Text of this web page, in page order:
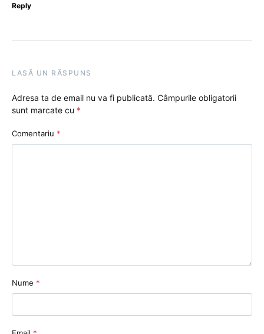
Reply
LASĂ UN RĂSPUNS
Adresa ta de email nu va fi publicată. Câmpurile obligatorii
sunt marcate cu *
Comentariu *
Nume *